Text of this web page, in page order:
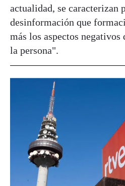
actualidad, se caracterizan
desinformación que
más los aspectos
la persona".